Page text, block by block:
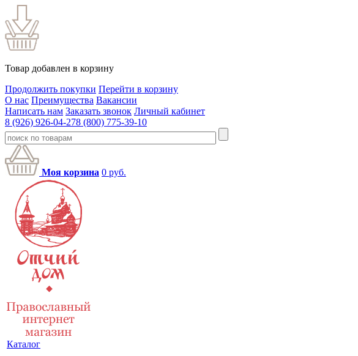
Товар добавлен в корзину
Продолжить покупки Перейти в корзину
О нас Преимущества Вакансии
Написать нам Заказать звонок Личный кабинет
8 (926) 926-04-278 (800) 775-39-10
Моя корзина 0 руб.
Каталог